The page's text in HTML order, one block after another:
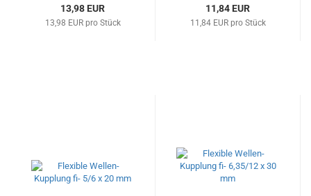
13,98 EUR
13,98 EUR pro Stück
11,84 EUR
11,84 EUR pro Stück